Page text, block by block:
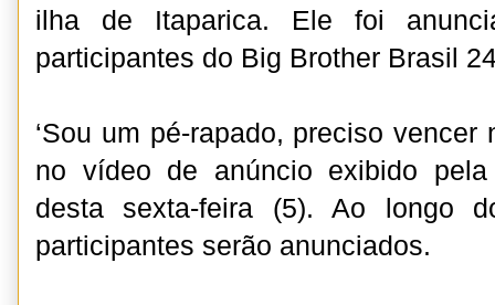
ilha de Itaparica. Ele foi
participantes do Big Brother Brasil
‘Sou um pé-rapado, preciso vencer
no vídeo de anúncio exibido
desta sexta-feira (5). Ao longo
participantes serão anunciados.